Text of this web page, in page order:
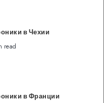
в Чехии
read
в Франции